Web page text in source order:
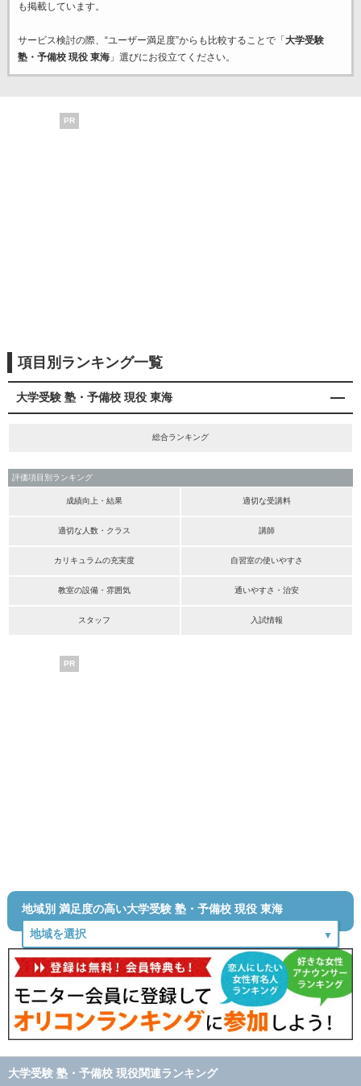
も掲載しています。
サービス検討の際、“ユーザー満足度”からも比較することで「 大学受験
塾・予備校 現役 東海」選びにお役立てください。
PR
項目別ランキング一覧
大学受験 塾・予備校 現役 東海
総合ランキング
評価項目別ランキング
成績向上・結果 適切な受講料
適切な人数・クラス 講師
カリキュラムの充実度 自習室の使いやすさ
教室の設備・雰囲気 通いやすさ・治安
スタッフ 入試情報
PR
地域別 満足度の高い大学受験 塾・予備校 現役 東海
大学受験 塾・予備校 現役関連ランキング